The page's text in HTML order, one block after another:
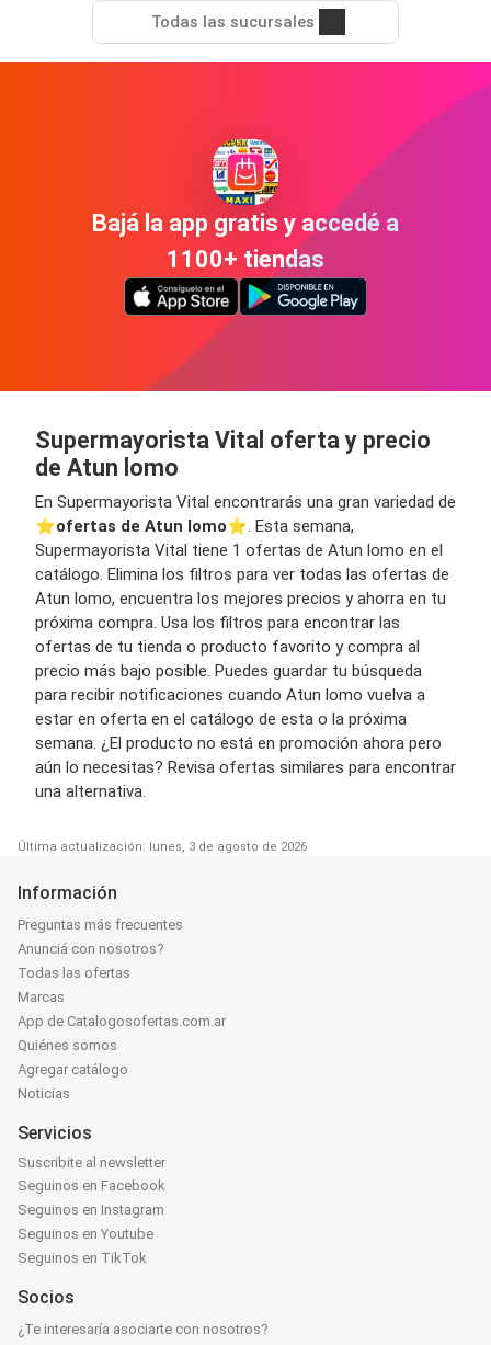
Todas las sucursales
Bajá la app gratis y accedé a
1100+ tiendas
Supermayorista Vital oferta y precio
de Atun lomo
En Supermayorista Vital encontrarás una gran variedad de
⭐️ofertas de Atun lomo⭐️. Esta semana,
Supermayorista Vital tiene 1 ofertas de Atun lomo en el
catálogo. Elimina los filtros para ver todas las ofertas de
Atun lomo, encuentra los mejores precios y ahorra en tu
próxima compra. Usa los filtros para encontrar las
ofertas de tu tienda o producto favorito y compra al
precio más bajo posible. Puedes guardar tu búsqueda
para recibir notificaciones cuando Atun lomo vuelva a
estar en oferta en el catálogo de esta o la próxima
semana. ¿El producto no está en promoción ahora pero
aún lo necesitas? Revisa ofertas similares para encontrar
una alternativa.
Última actualización: lunes, 3 de agosto de 2026
Información
Preguntas más frecuentes
Anunciá con nosotros?
Todas las ofertas
Marcas
App de Catalogosofertas.com.ar
Quiénes somos
Agregar catálogo
Noticias
Servicios
Suscribite al newsletter
Seguinos en Facebook
Seguinos en Instagram
Seguinos en Youtube
Seguinos en TikTok
Socios
¿Te interesaría asociarte con nosotros?